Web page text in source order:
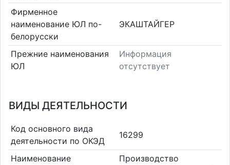
Фирменное
наименование ЮЛ по-
белорусски
ЭКАШТАЙГЕР
Прежние наименования
ЮЛ
Информация
отсутствует
ВИДЫ ДЕЯТЕЛЬНОСТИ
Код основного вида
деятельности по ОКЭД
16299
Наименование
Производство